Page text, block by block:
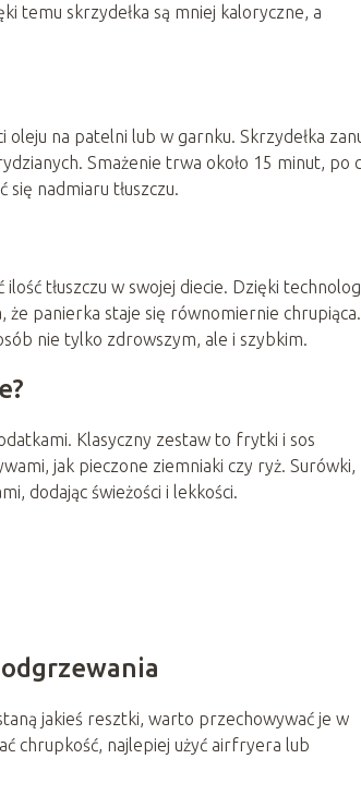
temu skrzydełka są mniej kaloryczne, a
na patelni lub w garnku. Skrzydełka
Smażenie trwa około 15 minut, po
nadmiaru tłuszczu.
tłuszczu w swojej diecie. Dzięki
że panierka staje się równomiernie chrupiąca.
nie tylko zdrowszym, ale i szybkim.
Klasyczny zestaw to frytki i sos
jak pieczone ziemniaki czy ryż. Surówki,
dodając świeżości i lekkości.
jakieś resztki, warto przechowywać je w
chrupkość, najlepiej użyć airfryera lub